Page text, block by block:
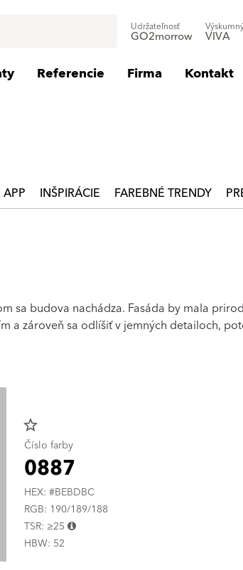
Udržateľnosť
GO2morrow VIVA
Referencie Firma Kontakt
APP INŠPIRÁCIE FAREBNÉ TRENDY
sa budova nachádza. Fasáda by mala
a zároveň sa odlíšiť v jemných detailoch,
star_border
Číslo farby
0887
HEX: #BEBDBC
RGB: 190/189/188
TSR: ≥25
HBW: 52